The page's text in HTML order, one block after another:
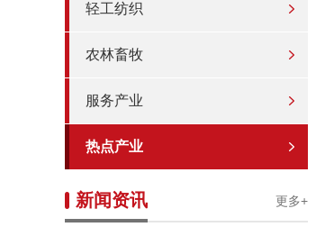
轻工纺织
农林畜牧
服务产业
热点产业
新闻资讯 更多+